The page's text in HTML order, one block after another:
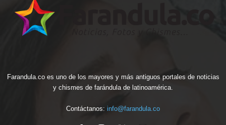
Farandula.co es uno de los mayores y más antiguos portales de noticias
y chismes de farándula de latinoamérica.
Contáctanos: info@farandula.co